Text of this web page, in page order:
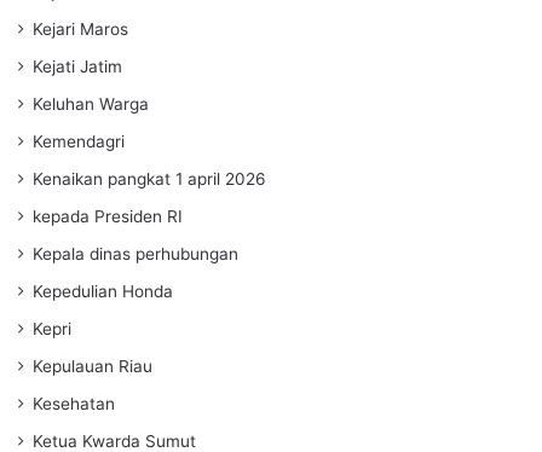
Kejari Maros
Kejati Jatim
Keluhan Warga
Kemendagri
Kenaikan pangkat 1 april 2026
kepada Presiden RI
Kepala dinas perhubungan
Kepedulian Honda
Kepri
Kepulauan Riau
Kesehatan
Ketua Kwarda Sumut